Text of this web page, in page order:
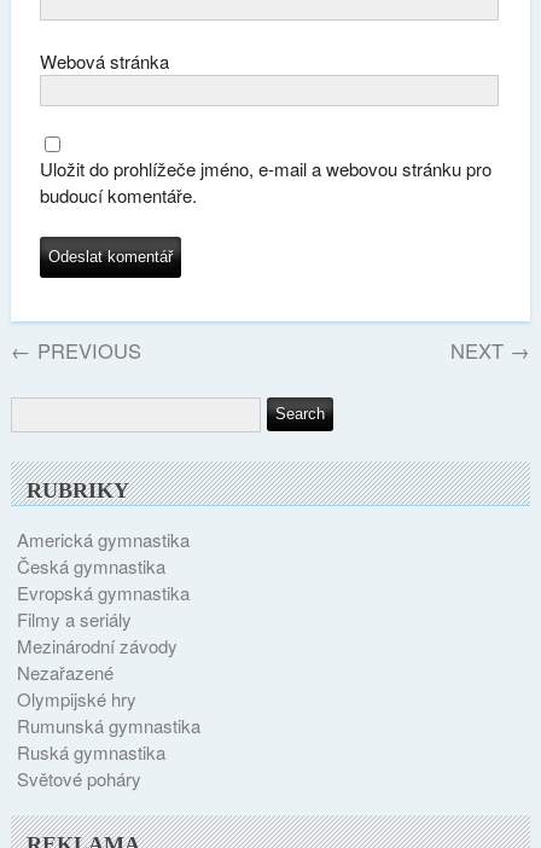
Webová stránka
Uložit do prohlížeče jméno, e-mail a webovou stránku pro
budoucí komentáře.
← PREVIOUS NEXT →
RUBRIKY
Americká gymnastika
Česká gymnastika
Evropská gymnastika
Filmy a seriály
Mezinárodní závody
Nezařazené
Olympijské hry
Rumunská gymnastika
Ruská gymnastika
Světové poháry